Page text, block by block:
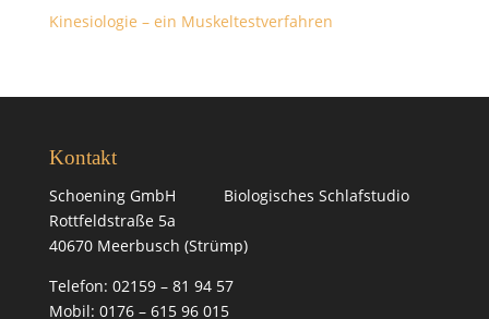
Kinesiologie – ein Muskeltestverfahren
Kontakt
Schoening GmbH Biologisches Schlafstudio
Rottfeldstraße 5a
40670 Meerbusch (Strümp)
Telefon: 02159 – 81 94 57
Mobil: 0176 – 615 96 015